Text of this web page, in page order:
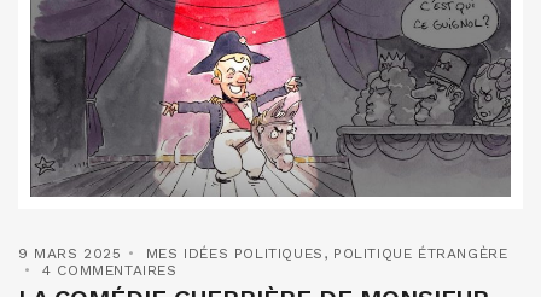
9 MARS 2025 MES IDÉES POLITIQUES , POLITIQUE ÉTRANGÈRE
4 COMMENTAIRES